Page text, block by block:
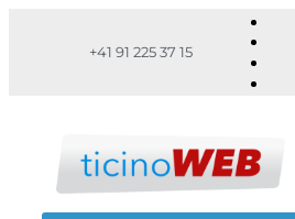
+41 91 225 37 15